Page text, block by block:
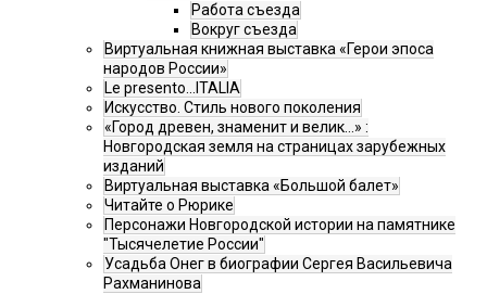
Работа съезда
Вокруг съезда
Виртуальная книжная выставка «Герои эпоса
народов России»
Le presento...ITALIA
Искусство. Стиль нового поколения
«Город древен, знаменит и велик…» :
Новгородская земля на страницах зарубежных
изданий
Виртуальная выставка «Большой балет»
Читайте о Рюрике
Персонажи Новгородской истории на памятнике
"Тысячелетие России"
Усадьба Онег в биографии Сергея Васильевича
Рахманинова